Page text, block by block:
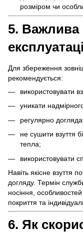
розміром чи
5. Важлива
Для збереження
рекомендується:
використовувати
уникати
регулярно
не сушити взуття
тепла;
використовувати
Навіть якісне взуття
догляду. Термін
носіння,
покриття та
6. Як